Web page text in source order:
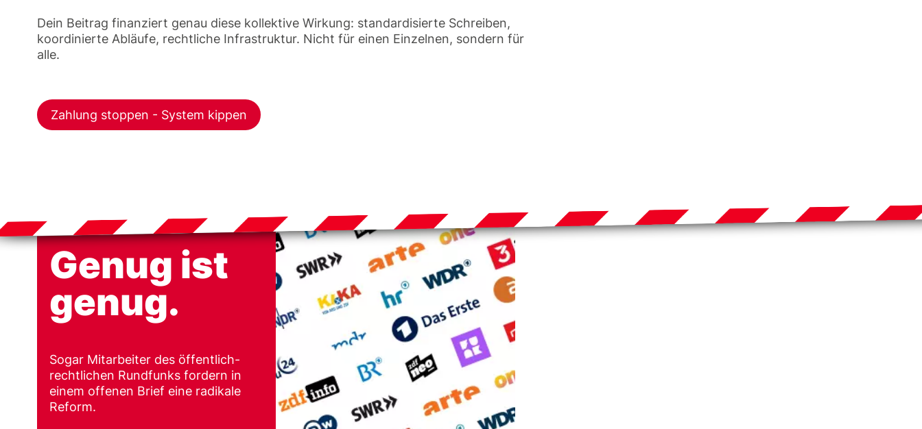
Dein Beitrag finanziert genau diese kollektive Wirkung: standardisierte Schreiben,
koordinierte Abläufe, rechtliche Infrastruktur. Nicht für einen Einzelnen, sondern für
alle.
Zahlung stoppen - System kippen
Genug ist
genug.
Sogar Mitarbeiter des öffentlich-
rechtlichen Rundfunks fordern in
einem offenen Brief eine radikale
Reform.